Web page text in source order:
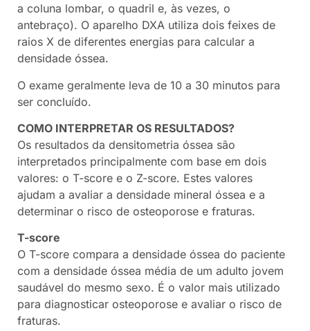
a coluna lombar, o quadril e, às vezes, o
antebraço). O aparelho DXA utiliza dois feixes de
raios X de diferentes energias para calcular a
densidade óssea.
O exame geralmente leva de 10 a 30 minutos para
ser concluído.
COMO INTERPRETAR OS RESULTADOS?
Os resultados da densitometria óssea são
interpretados principalmente com base em dois
valores: o T-score e o Z-score. Estes valores
ajudam a avaliar a densidade mineral óssea e a
determinar o risco de osteoporose e fraturas.
T-score
O T-score compara a densidade óssea do paciente
com a densidade óssea média de um adulto jovem
saudável do mesmo sexo. É o valor mais utilizado
para diagnosticar osteoporose e avaliar o risco de
fraturas.